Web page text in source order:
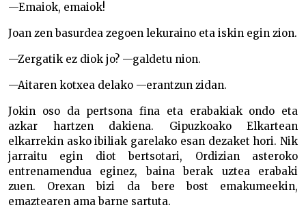
—Emaiok, emaiok!
Joan zen basurdea zegoen lekuraino eta iskin egin zion.
—Zergatik ez diok jo? —galdetu nion.
—Aitaren kotxea delako —erantzun zidan.
Jokin oso da pertsona fina eta erabakiak ondo eta
azkar hartzen dakiena. Gipuzkoako Elkartean
elkarrekin asko ibiliak garelako esan dezaket hori. Nik
jarraitu egin diot bertsotari, Ordizian asteroko
entrenamendua eginez, baina berak uztea erabaki
zuen. Orexan bizi da bere bost emakumeekin,
emaztearen ama barne sartuta.